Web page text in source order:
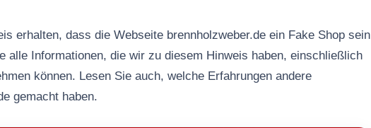
erhalten, dass die Webseite brennholzweber.de ein Fake Shop sein
alle Informationen, die wir zu diesem Hinweis haben, einschließlich
können. Lesen Sie auch, welche Erfahrungen andere
gemacht haben.